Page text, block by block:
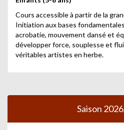
Cours accessible à partir de la
Initiation aux bases
acrobatie, mouvement dansé et
développer force, souplesse et
véritables artistes en herbe.
Saison